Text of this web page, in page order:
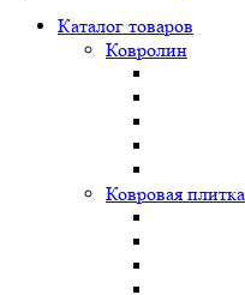
Каталог товаров
Ковролин
Ковровая плитка